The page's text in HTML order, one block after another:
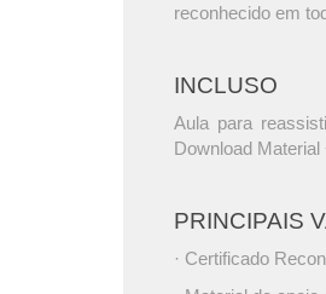
reconhecido em
INCLUSO
Aula para
Download
PRINCIPAIS
· Certificado